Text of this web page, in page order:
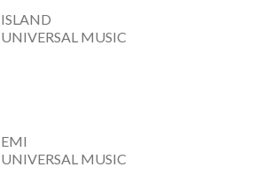
ISLAND
UNIVERSAL MUSIC
EMI
UNIVERSAL MUSIC